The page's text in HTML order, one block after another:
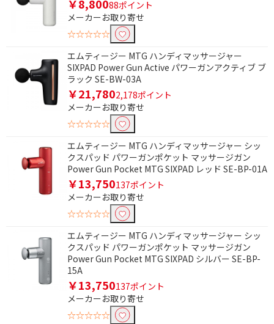
￥8,80088ポイント
メーカーお取り寄せ
☆☆☆☆☆
エムティージー MTG ハンディマッサージャー
SIXPAD Power Gun Active パワーガンアクティブ ブ
ラック SE-BW-03A
￥21,7802,178ポイント
メーカーお取り寄せ
☆☆☆☆☆
エムティージー MTG ハンディマッサージャー シッ
クスパッド パワーガンポケット マッサージガン
Power Gun Pocket MTG SIXPAD レッド SE-BP-01A
￥13,750137ポイント
メーカーお取り寄せ
☆☆☆☆☆
エムティージー MTG ハンディマッサージャー シッ
クスパッド パワーガンポケット マッサージガン
Power Gun Pocket MTG SIXPAD シルバー SE-BP-
15A
￥13,750137ポイント
メーカーお取り寄せ
☆☆☆☆☆